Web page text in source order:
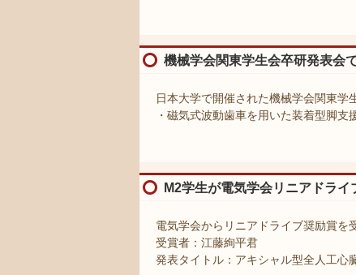
機械学会関東学生会卒研発表会
日本大学で開催された機械学会関東学
・磁気式波動歯車を用いた装着型脚
M2学生が電気学会リニアドライ
電気学会からリニアドライブ奨励賞を
受賞者：江藤絢平君
発表タイトル：アキシャル型全人工心